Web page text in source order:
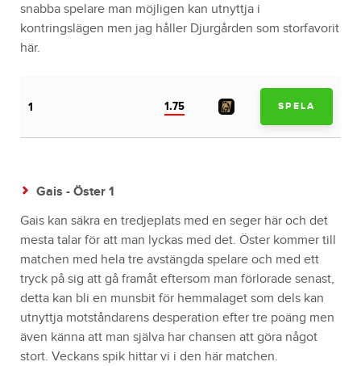
snabba spelare man möjligen kan utnyttja i
kontringslägen men jag håller Djurgården som storfavorit
här.
1 1.75 SPELA
Gais - Öster 1
Gais kan säkra en tredjeplats med en seger här och det
mesta talar för att man lyckas med det. Öster kommer till
matchen med hela tre avstängda spelare och med ett
tryck på sig att gå framåt eftersom man förlorade senast,
detta kan bli en munsbit för hemmalaget som dels kan
utnyttja motståndarens desperation efter tre poäng men
även känna att man själva har chansen att göra något
stort. Veckans spik hittar vi i den här matchen.